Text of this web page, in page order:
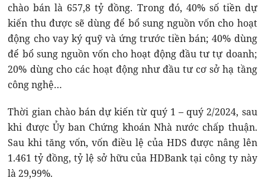
chào bán là 657,8 tỷ đồng. Trong đó, 40% số tiền dự
kiến thu được sẽ dùng để bổ sung nguồn vốn cho hoạt
động cho vay ký quỹ và ứng trước tiền bán; 40% dùng
để bổ sung nguồn vốn cho hoạt động đầu tư tự doanh;
20% dùng cho các hoạt động như đầu tư cơ sở hạ tầng
công nghệ…
Thời gian chào bán dự kiến từ quý 1 – quý 2/2024, sau
khi được Ủy ban Chứng khoán Nhà nước chấp thuận.
Sau khi tăng vốn, vốn điều lệ của HDS được nâng lên
1.461 tỷ đồng, tỷ lệ sở hữu của HDBank tại công ty này
là 29,99%.